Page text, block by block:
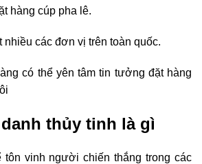
hàng cúp pha lê.
nhiều các đơn vị trên toàn quốc.
có thể yên tâm tin tưởng đặt hàng
thủy tinh là gì
vinh người chiến thắng trong các